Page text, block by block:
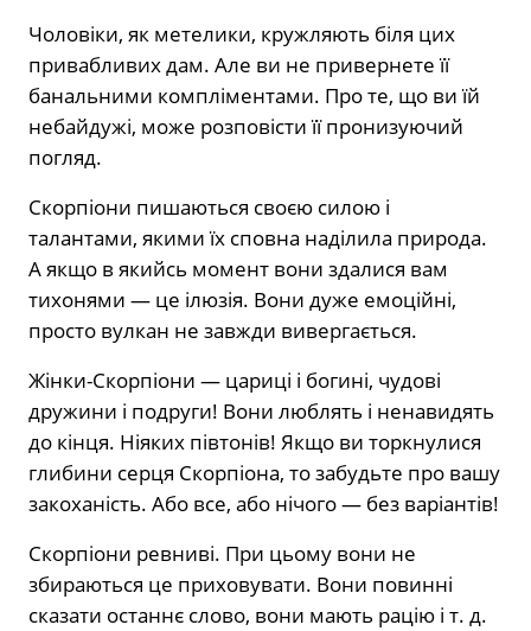
Чоловіки, як метелики, кружляють біля цих
привабливих дам. Але ви не привернете її
банальними компліментами. Про те, що ви їй
небайдужі, може розповісти її пронизуючий
погляд.
Скорпіони пишаються своєю силою і
талантами, якими їх сповна наділила природа.
А якщо в якийсь момент вони здалися вам
тихонями — це ілюзія. Вони дуже емоційні,
просто вулкан не завжди вивергається.
Жінки-Скорпіони — цариці і богині, чудові
дружини і подруги! Вони люблять і ненавидять
до кінця. Ніяких півтонів! Якщо ви торкнулися
глибини серця Скорпіона, то забудьте про вашу
закоханість. Або все, або нічого — без варіантів!
Скорпіони ревниві. При цьому вони не
збираються це приховувати. Вони повинні
сказати останнє слово, вони мають рацію і т. д.